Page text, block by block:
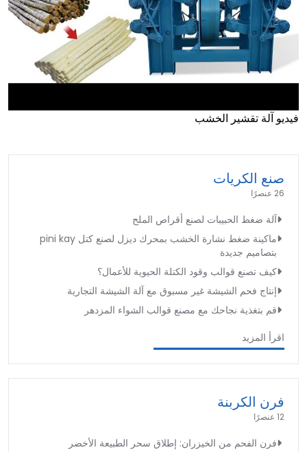
►
فيديو آلة تقشير الخشب
صنع الكريات
26 عنصرًا
آلة ضغط الحبيبات لصنع أقراص الملح
ماكينة ضغط نشارة الخشب بمحرك ديزل لصنع كتل pini kay
بتصاميم جديدة
كيف تصنع قوالب وقود الكتلة الحيوية للأعمال؟
إنتاج فحم الشيشة غير مسبوق مع آلة الشيشة التجارية
قم بتغذية نجاحك مع مصنع قوالب الشواء المزدهر
اقرأ المزيد
فرن الكربنة
12 عنصرًا
فرن الفحم من الخيزران: إطلاق سحر الطبيعة الأخضر